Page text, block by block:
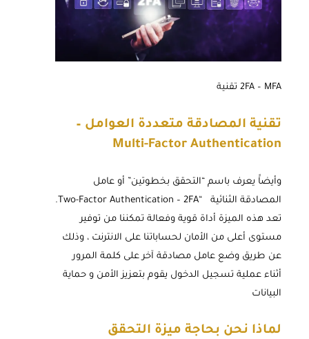
2FA – MFA تقنية
تقنية المصادقة متعددة العوامل –
Multi-Factor Authentication
وأيضاََ يعرف باسم “التحقق بخطوتين” أو عامل
المصادقة الثنائية “Two-Factor Authentication – 2FA.
تعد هذه الميزة أداة قوية وفعالة تمكننا من توفير
مستوى أعلى من الأمان لحساباتنا على الانترنت ، وذلك
عن طريق وضع عامل مصادقة آخر على كلمة المرور
أثناء عملية تسجيل الدخول يقوم بتعزيز الأمن و حماية
البيانات
لماذا نحن بحاجة ميزة التحقق